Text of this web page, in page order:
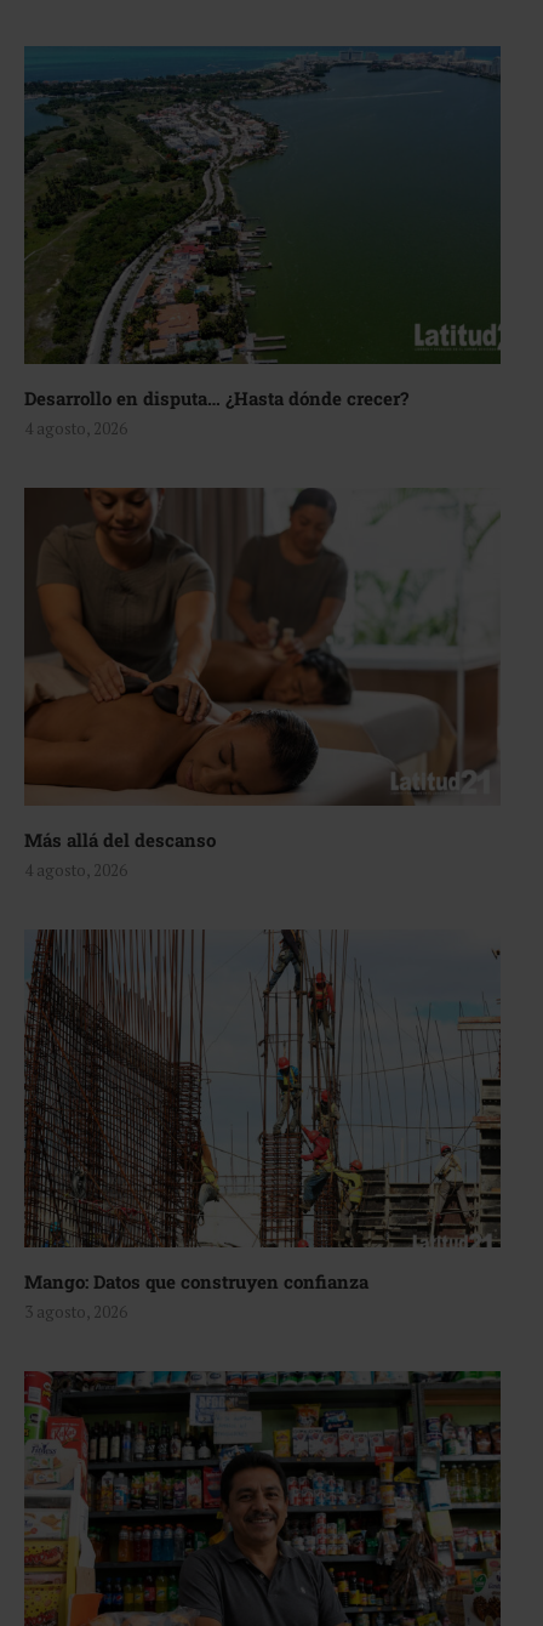
Desarrollo en disputa… ¿Hasta dónde crecer?
4 agosto, 2026
Más allá del descanso
4 agosto, 2026
Mango: Datos que construyen confianza
3 agosto, 2026